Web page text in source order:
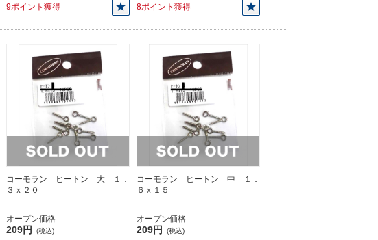
9ポイント獲得 8ポイント獲得
コーモラン ヒートン 大 １．
３ｘ２０
オープン価格
209円 (税込)
コーモラン ヒートン 中 １．
６ｘ１５
オープン価格
209円 (税込)